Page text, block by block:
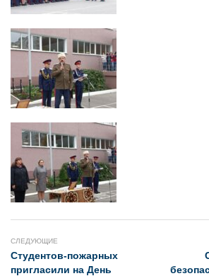
СЛЕДУЮЩИЕ
Студентов-пожарных
пригласили на День